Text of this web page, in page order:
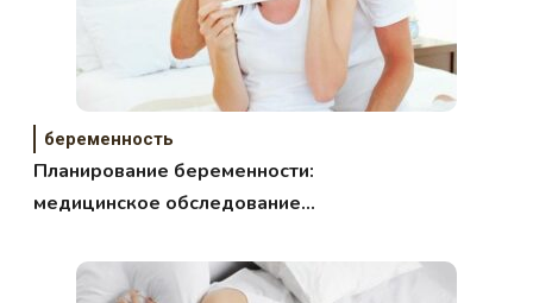
беременность
Планирование беременности:
медицинское обследование